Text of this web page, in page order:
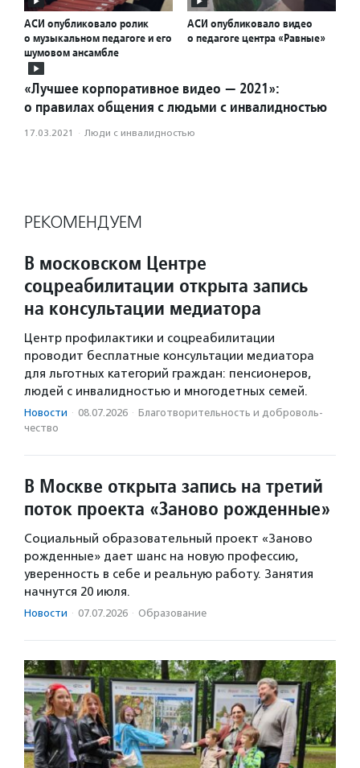
АСИ опубликовало ролик
о музыкальном педагоге и его
шумовом ансамбле
АСИ опубликовало видео
о педагоге центра «Равные»
«Лучшее корпоративное видео — 2021»:
о правилах общения с людьми с инвалидностью
17.03.2021 · Люди с инвалидностью
РЕКОМЕНДУЕМ
В московском Центре
соцреабилитации открыта запись
на консультации медиатора
Центр профилактики и соцреабилитации
проводит бесплатные консультации медиатора
для льготных категорий граждан: пенсионеров,
людей с инвалидностью и многодетных семей.
Новости · 08.07.2026 · Благотвори­тель­ность и доброволь­
чест­во
В Москве открыта запись на третий
поток проекта «Заново рожденные»
Социальный образовательный проект «Заново
рожденные» дает шанс на новую профессию,
уверенность в себе и реальную работу. Занятия
начнутся 20 июля.
Новости · 07.07.2026 · Образование